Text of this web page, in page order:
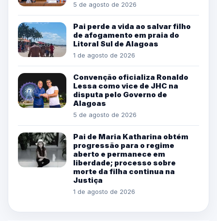
5 de agosto de 2026
Pai perde a vida ao salvar filho
de afogamento em praia do
Litoral Sul de Alagoas
1 de agosto de 2026
Convenção oficializa Ronaldo
Lessa como vice de JHC na
disputa pelo Governo de
Alagoas
5 de agosto de 2026
Pai de Maria Katharina obtém
progressão para o regime
aberto e permanece em
liberdade; processo sobre
morte da filha continua na
Justiça
1 de agosto de 2026